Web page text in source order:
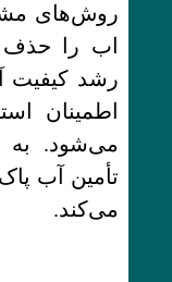
روش‌های
اب را حذف
رشد کیفیت
اطمینان
می‌شود. به
تأمین آب
می‌کند.